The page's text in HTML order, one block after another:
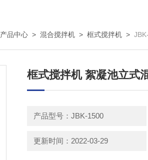
产品中心 > 混合搅拌机 > 框式搅拌机 >
框式搅拌机 絮凝池立式
产品型号：JBK-1500
更新时间：2022-03-29